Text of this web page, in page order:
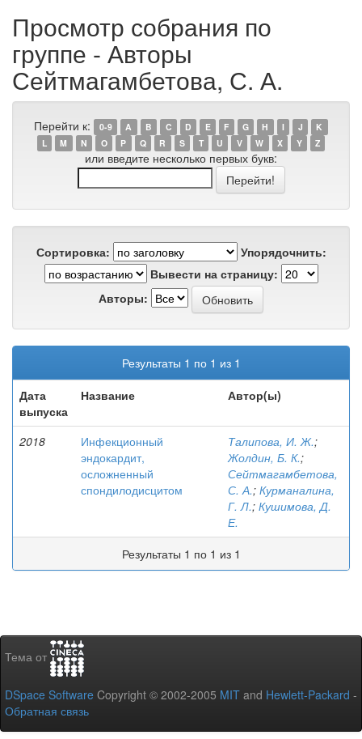
Просмотр собрания по
группе - Авторы
Сейтмагамбетова, С. А.
Перейти к: 0-9 A B C D E F G H I J
K
L
M N O P Q R S T U V W X Y Z
или введите несколько первых букв:
Сортировка:
Упорядочнить:
Вывести на страницу:
Авторы:
Результаты 1 по 1 из 1
Дата
выпуска
Название Автор(ы)
2018
Инфекционный
эндокардит,
осложненный
спондилодисцитом
Талипова, И. Ж.;
Жолдин, Б. К.;
Сейтмагамбетова,
С. А.; Курманалина,
Г. Л.; Кушимова, Д.
Е.
Результаты 1 по 1 из 1
Тема от
DSpace Software Copyright © 2002-2005 MIT and Hewlett-Packard -
Обратная связь